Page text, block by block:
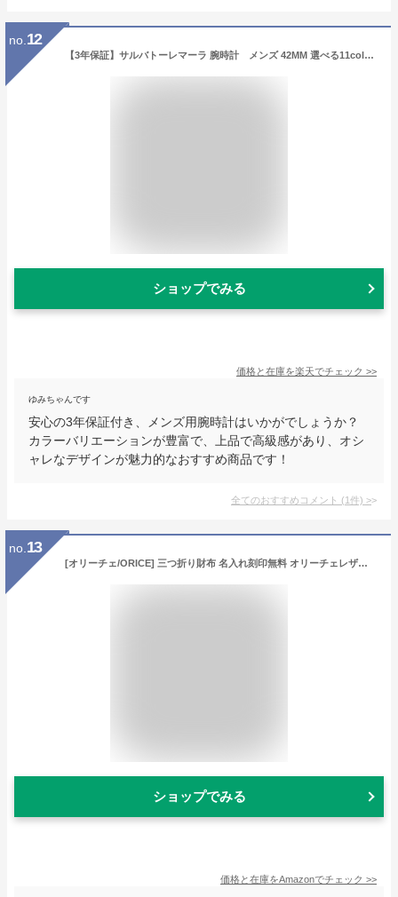
no. 12
【3年保証】サルバトーレマーラ 腕時計 メンズ 42MM 選べる11color SALVATOREMARRA ウォッチ 男性 彼氏 旦那 クリスマス バレンタイン ホワイトデー 記念日 父の日 誕生日プレゼント
ショップでみる
価格と在庫を楽天でチェック >>
ゆみちゃんです
安心の3年保証付き、メンズ用腕時計はいかがでしょうか？
カラーバリエーションが豊富で、上品で高級感があり、オシ
ャレなデザインが魅力的なおすすめ商品です！
全てのおすすめコメント (1件) >
no. 13
[オリーチェ/ORICE] 三つ折り財布 名入れ刻印無料 オリーチェレザー使用 財布 メンズ (グリーン)
ショップでみる
価格と在庫をAmazonでチェック >>